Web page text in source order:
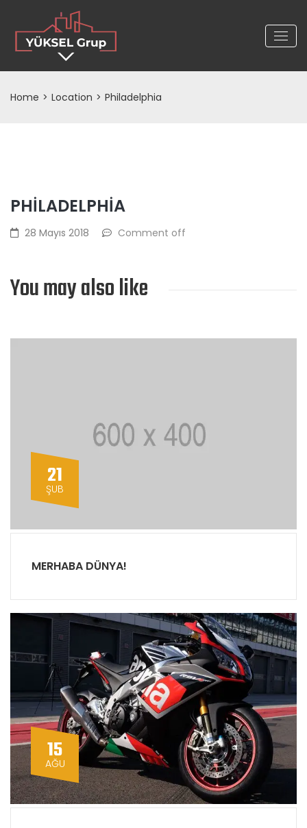
Home > Location > Philadelphia
PHILADELPHIA
28 Mayıs 2018 Comment off
You may also like
21
ŞUB
MERHABA DÜNYA!
15
AĞU